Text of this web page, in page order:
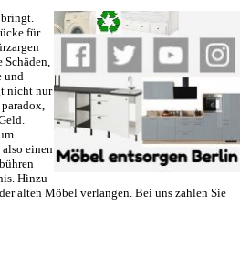
für
und
nicht nur
einen
Hinzu
alten Möbel verlangen. Bei uns zahlen Sie